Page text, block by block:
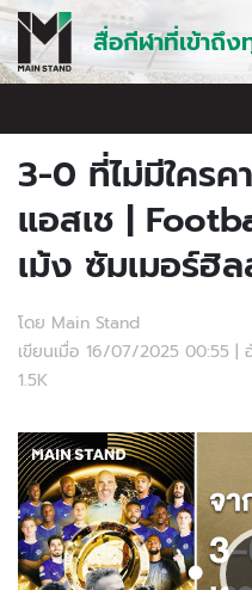
สื่อกีฬาที่เข้าถึ
3-0 ที่ไม่มีใครค
แอสเช |
เม้ง ซัมเมอร์ฮิ
โดย Main Stand
เขียนเมื่อ 16/07/2025 00:55
1.5K
Video Player